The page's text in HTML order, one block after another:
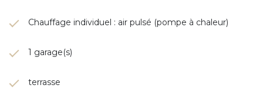
Chauffage individuel : air pulsé (pompe à chaleur)
1 garage(s)
terrasse